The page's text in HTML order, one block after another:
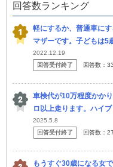
回答数ランキング
軽にするか、普通車に
マザーです。子どもは5
っているのでそろそろ
を...
2022.12.19
回答受付終了
回答数： 33
車検代が10万程度かか
ロ以上走ります。ハイ
か？ 燃費の良い車では
替えよ...
2025.5.8
回答受付終了
回答数： 27
もうすぐ30歳になる女